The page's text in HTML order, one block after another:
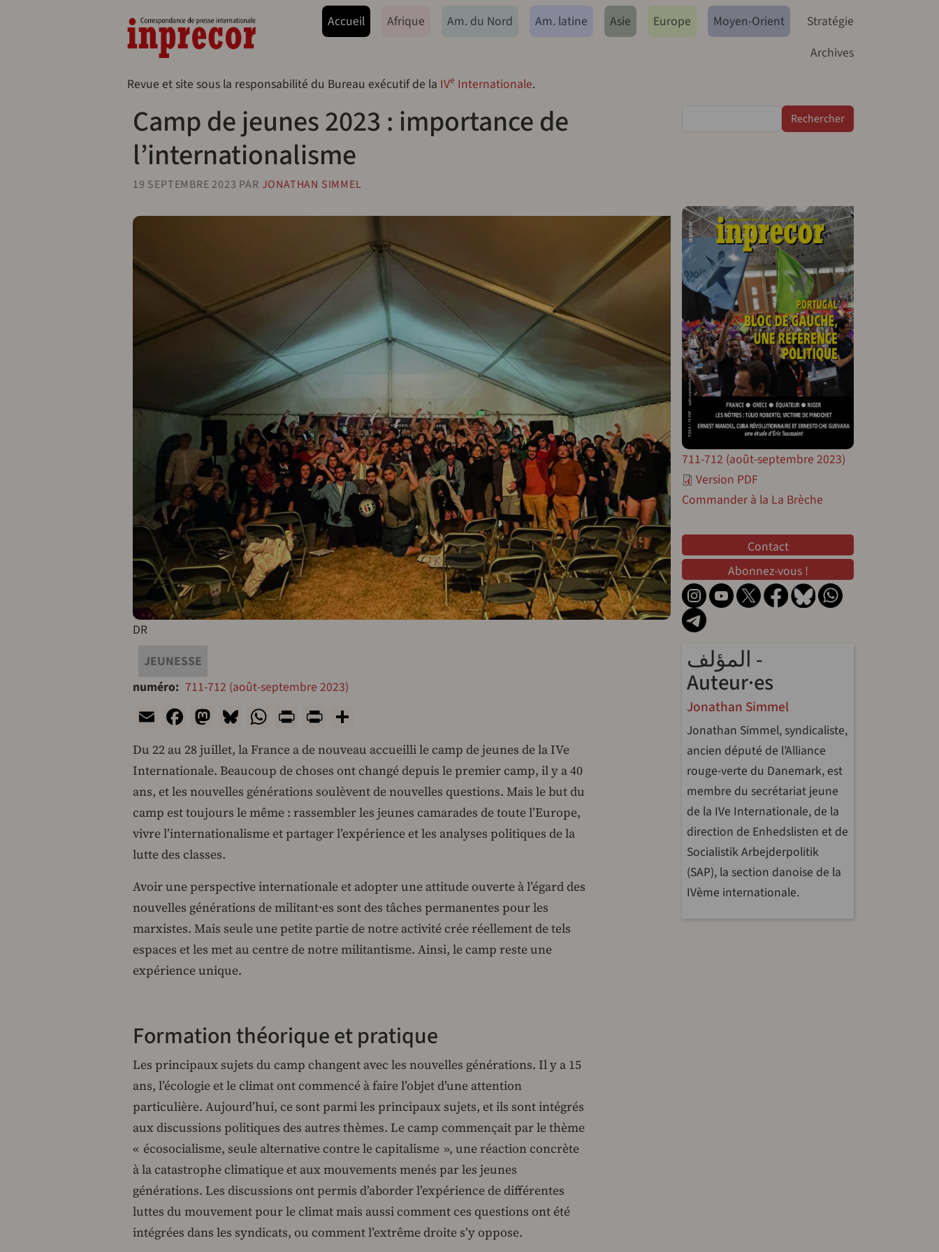
Navegação principal
Accueil Afrique Am. du Nord Am. latine Asie Europe Moyen-Orient
Stratégie
Archives
Revue et site sous la responsabilité du Bureau exécutif de la IVe Internationale.
Camp de jeunes 2023 : importance de
l’internationalisme
19 SEPTEMBRE 2023 PAR JONATHAN SIMMEL
DR
JEUNESSE
numéro 711-712 (août-septembre 2023)
EmailFacebook
Mastodon
Bluesky
WhatsApp
PrintPrintFriendly
Du 22 au 28 juillet, la France a de nouveau accueilli le camp de jeunes de la IVe
Internationale. Beaucoup de choses ont changé depuis le premier camp, il y a 40
ans, et les nouvelles générations soulèvent de nouvelles questions. Mais le but du
camp est toujours le même : rassembler les jeunes camarades de toute l’Europe,
vivre l’internationalisme et partager l’expérience et les analyses politiques de la
lutte des classes.
Avoir une perspective internationale et adopter une attitude ouverte à l’égard des
nouvelles générations de militant∙es sont des tâches permanentes pour les
marxistes. Mais seule une petite partie de notre activité crée réellement de tels
espaces et les met au centre de notre militantisme. Ainsi, le camp reste une
expérience unique.
Formation théorique et pratique
Les principaux sujets du camp changent avec les nouvelles générations. Il y a 15
ans, l’écologie et le climat ont commencé à faire l’objet d’une attention
particulière. Aujourd’hui, ce sont parmi les principaux sujets, et ils sont intégrés
aux discussions politiques des autres thèmes. Le camp commençait par le thème
« écosocialisme, seule alternative contre le capitalisme », une réaction concrète
à la catastrophe climatique et aux mouvements menés par les jeunes
générations. Les discussions ont permis d’aborder l’expérience de différentes
luttes du mouvement pour le climat mais aussi comment ces questions ont été
intégrées dans les syndicats, ou comment l’extrême droite s’y oppose.
711-712 (août-septembre 2023)
Version PDF
Commander à la La Brèche
Contact
Abonnez-vous !
المؤلف -
Auteur·es
Jonathan Simmel
Jonathan Simmel, syndicaliste,
ancien député de l’Alliance
rouge-verte du Danemark, est
membre du secrétariat jeune
de la IVe Internationale, de la
direction de Enhedslisten et de
Socialistik Arbejderpolitik
(SAP), la section danoise de la
IVème internationale.